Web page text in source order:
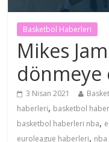
Basketbol Haberleri
Mikes
dönmeye
3 Nisan 2021
haberleri, basketbol
basketbol haberleri nba,
euroleague haberleri,